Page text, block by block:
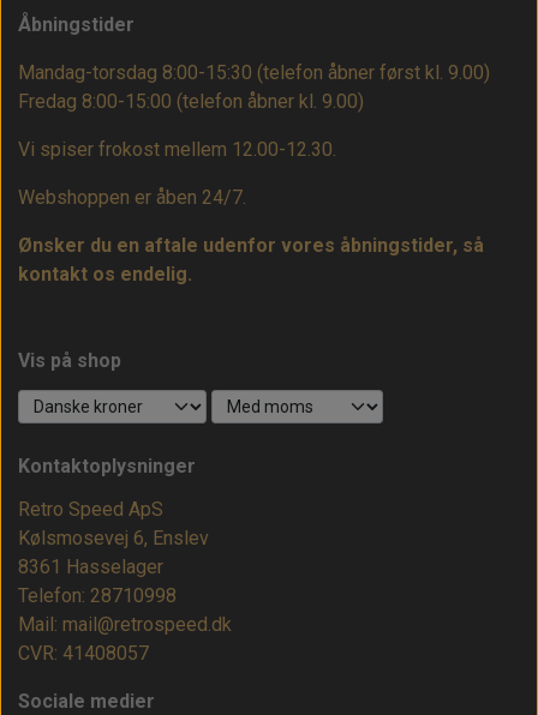
Åbningstider
Mandag-torsdag 8:00-15:30 (telefon åbner først kl. 9.00)
Fredag 8:00-15:00 (telefon åbner kl. 9.00)
Vi spiser frokost mellem 12.00-12.30.
Webshoppen er åben 24/7.
Ønsker du en aftale udenfor vores åbningstider, så
kontakt os endelig.
Vis på shop
Kontaktoplysninger
Retro Speed ApS
Kølsmosevej 6, Enslev
8361 Hasselager
Telefon: 28710998
Mail: mail@retrospeed.dk
CVR: 41408057
Sociale medier